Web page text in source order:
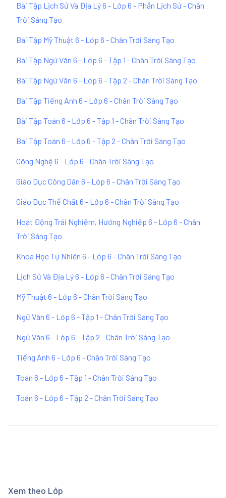
Bài Tập Lịch Sử Và Địa Lý 6 - Lớp 6 - Phần Lịch Sử - Chân
Trời Sáng Tạo
Bài Tập Mỹ Thuật 6 - Lớp 6 - Chân Trời Sáng Tạo
Bài Tập Ngữ Văn 6 - Lớp 6 - Tập 1 - Chân Trời Sáng Tạo
Bài Tập Ngữ Văn 6 - Lớp 6 - Tập 2 - Chân Trời Sáng Tạo
Bài Tập Tiếng Anh 6 - Lớp 6 - Chân Trời Sáng Tạo
Bài Tập Toán 6 - Lớp 6 - Tập 1 - Chân Trời Sáng Tạo
Bài Tập Toán 6 - Lớp 6 - Tập 2 - Chân Trời Sáng Tạo
Công Nghệ 6 - Lớp 6 - Chân Trời Sáng Tạo
Giáo Dục Công Dân 6 - Lớp 6 - Chân Trời Sáng Tạo
Giáo Dục Thể Chất 6 - Lớp 6 - Chân Trời Sáng Tạo
Hoạt Động Trải Nghiệm, Hướng Nghiệp 6 - Lớp 6 - Chân
Trời Sáng Tạo
Khoa Học Tự Nhiên 6 - Lớp 6 - Chân Trời Sáng Tạo
Lịch Sử Và Địa Lý 6 - Lớp 6 - Chân Trời Sáng Tạo
Mỹ Thuật 6 - Lớp 6 - Chân Trời Sáng Tạo
Ngữ Văn 6 - Lớp 6 - Tập 1 - Chân Trời Sáng Tạo
Ngữ Văn 6 - Lớp 6 - Tập 2 - Chân Trời Sáng Tạo
Tiếng Anh 6 - Lớp 6 - Chân Trời Sáng Tạo
Toán 6 - Lớp 6 - Tập 1 - Chân Trời Sáng Tạo
Toán 6 - Lớp 6 - Tập 2 - Chân Trời Sáng Tạo
Xem theo Lớp